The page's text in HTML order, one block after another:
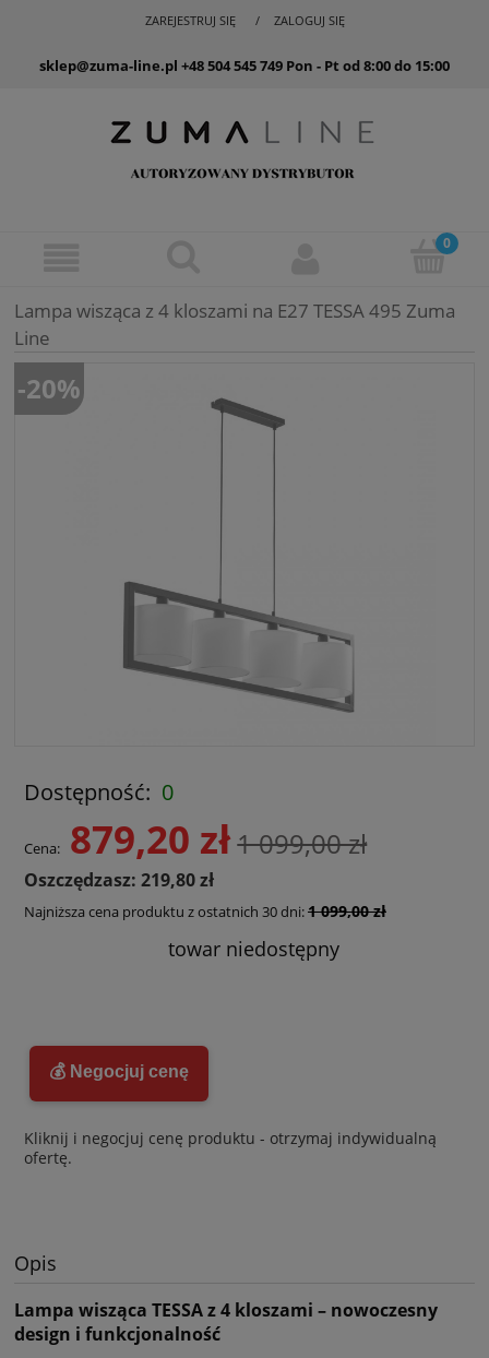
ZAREJESTRUJ SIĘ ZALOGUJ SIĘ
sklep@zuma-line.pl +48 504 545 749 Pon - Pt od 8:00 do 15:00
Lampa wisząca z 4 kloszami na E27 TESSA 495 Zuma
Line
-20%
Dostępność: 0
Cena: 879,20 zł1 099,00 zł
Oszczędzasz: 219,80 zł
Najniższa cena produktu z ostatnich 30 dni:1 099,00 zł
towar niedostępny
💰 Negocjuj cenę
Kliknij i negocjuj cenę produktu - otrzymaj indywidualną
ofertę.
Opis
Lampa wisząca TESSA z 4 kloszami – nowoczesny
design i funkcjonalność